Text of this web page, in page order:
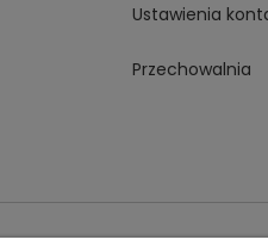
Ustawienia
Przechowalnia